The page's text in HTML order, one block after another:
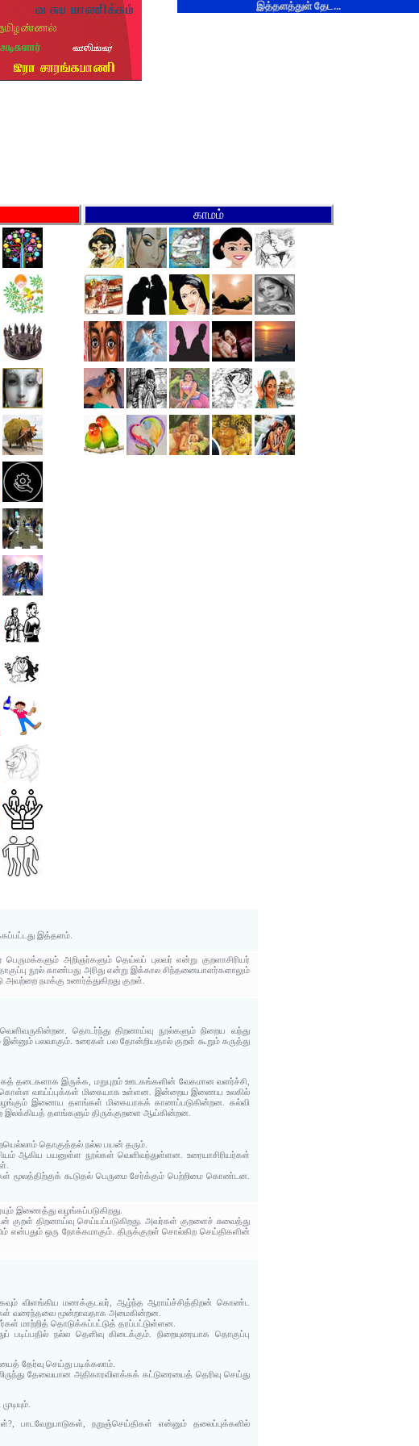
இத்தளத்துள் தேட...
காமம்
இத்தளம்.
அறிஞர்களும் தெய்வப் புலவர் என்று குறளாசிரியர்
நூல் காண்பது அரிது என்று இக்கால சிந்தனையாளர்களாலும்
அவற்றை நமக்கு உணர்த்துகிறது குறள்.
தொடர்ந்து திறனாய்வு நூல்களும் நிறைய வந்து
பலவாகும். உரைகள் பல தோன்றியதால் குறள் கூறும் கருத்து
தடைகளாக இருக்க, மறுபுறம் ஊடகங்களின் வேகமான வளர்ச்சி,
கொள்ள வாய்ப்புக்கள் மிகையாக உள்ளன. இன்றைய இணைய உலகில்
வழங்கும் இணைய தளங்கள் மிகையாகக் காணப்படுகின்றன. கல்வி
இலக்கியத் தளங்களும் திருக்குறளை ஆய்கின்றன.
தொகுத்தல் நல்ல பயன் தரும்.
ஆகிய பயனுள்ள நூல்கள் வெளிவந்துள்ளன. உரையாசிரியர்கள்
மூலத்திற்குக் கூடுதல் பெருமை சேர்க்கும் பெற்றிமை கொண்டன.
இணைத்து வழங்கப்படுகிறது.
திறனாய்வு செய்யப்படுகிறது. அவர்கள் குறளைச் சுவைத்து
ஒரு நோக்கமாகும். திருக்குறள் சொல்கிற செய்திகளின்
விளங்கிய மணக்குடவர், ஆழ்ந்த ஆராய்ச்சித்திறன் கொண்ட
வரைந்தவை மூன்றாவதாக அமைகின்றன.
மாற்றித் தொடுக்கப்பட்டுத் தரப்பட்டுள்ளன.
நல்ல தெளிவு கிடைக்கும். நிறையுரையாக தொகுப்பு
தேர்வு செய்து படிக்கலாம்.
தேவையான அதிகாரவிளக்கக் கட்டுரையைத் தெரிவு செய்து
பாடவேறுபாடுகள், நறுஞ்செய்திகள் என்னும் தலைப்புக்களில்